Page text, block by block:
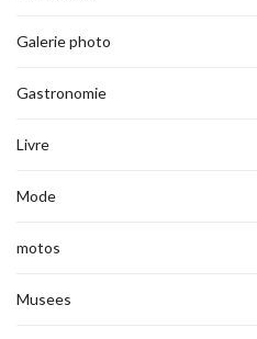
Galerie photo
Gastronomie
Livre
Mode
motos
Musees